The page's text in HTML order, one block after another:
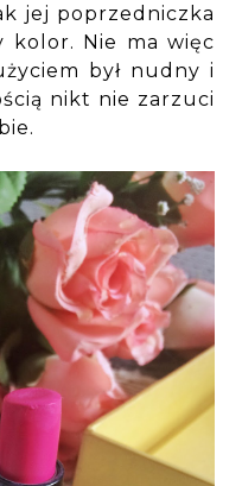
jej poprzedniczka
kolor. Nie ma więc
był nudny i
nikt nie zarzuci